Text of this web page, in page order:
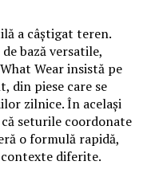
a câștigat teren.
bază versatile,
Wear insistă pe
din piese care se
zilnice. În același
seturile coordonate
o formulă rapidă,
diferite.